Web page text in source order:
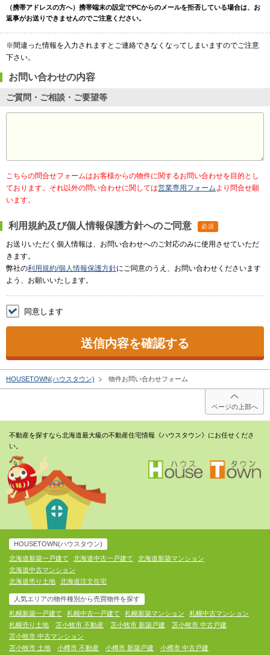
（携帯アドレスの方へ）携帯端末の設定でPCからのメールを拒否している場合は、お
返事がお送りできませんのでご注意ください。
※間違った情報を入力されますとご連絡できなくなってしまいますのでご注意
下さい。
お問い合わせの内容
ご質問・ご相談・ご要望等
こちらの問合せフォームはお客様からの物件に関するお問い合わせを目的とし
ております。それ以外の問い合わせに関しては営業専用フォームより問合せ願
います。
利用規約及び個人情報保護方針へのご同意 必須
お送りいただく個人情報は、お問い合わせへのご対応のみに使用させていただ
きます。
弊社の利用規約/個人情報保護方針にご同意のうえ、お問い合わせくださいます
よう、お願いいたします。
同意します
送信内容を確認する
HOUSETOWN(ハウスタウン) 物件お問い合わせフォーム
ページの上部へ
不動産を探すなら北海道最大級の不動産住宅情報《ハウスタウン》にお任せくださ
い。
HOUSETOWN(ハウスタウン)
北海道新築一戸建て
北海道中古一戸建て
北海道新築マンション
北海道中古マンション
北海道売り土地
北海道注文住宅
人気エリアの物件種別から売買物件を探す
札幌新築一戸建て
札幌中古一戸建て 札幌新築マンション
札幌中古マンション
札幌売り土地
苫小牧市 不動産 苫小牧市 新築戸建
苫小牧市 中古戸建
苫小牧市 中古マンション
苫小牧市 土地
小樽市 不動産 小樽市 新築戸建 小樽市 中古戸建